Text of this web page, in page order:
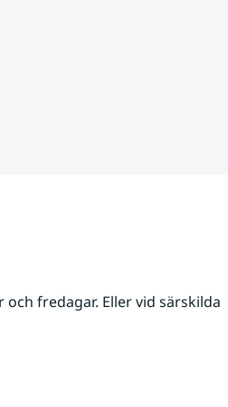
fredagar. Eller vid särskilda